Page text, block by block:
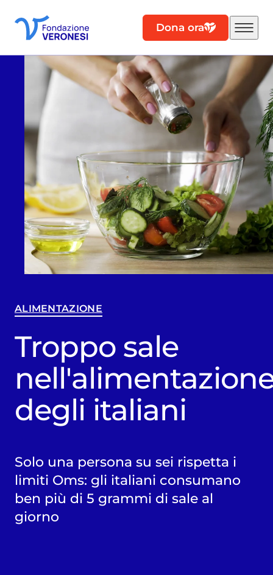
Dona ora
ALIMENTAZIONE
Troppo sale
degli italiani
Solo una persona su sei rispetta i
limiti Oms: gli italiani consumano
ben più di 5 grammi di sale al
giorno